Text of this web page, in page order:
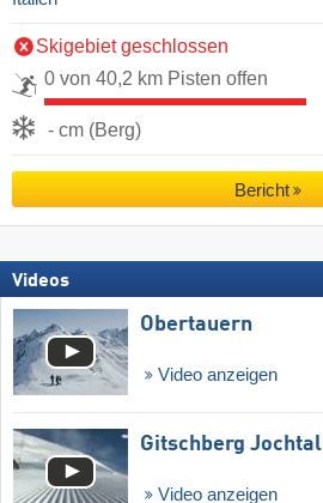
Skigebiet geschlossen
0 von 40,2 km Pisten offen
- cm (Berg)
Bericht
Videos
Obertauern
Video anzeigen
Gitschberg Jochtal
Video anzeigen